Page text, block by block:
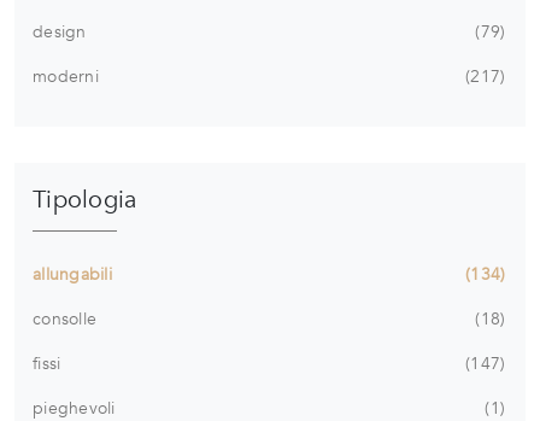
design
79
moderni
217
Tipologia
allungabili
134
consolle
18
fissi
147
pieghevoli
1